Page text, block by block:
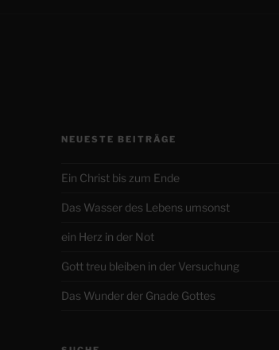
NEUESTE BEITRÄGE
Ein Christ bis zum Ende
Das Wasser des Lebens umsonst
ein Herz in der Not
Gott treu bleiben in der Versuchung
Das Wunder der Gnade Gottes